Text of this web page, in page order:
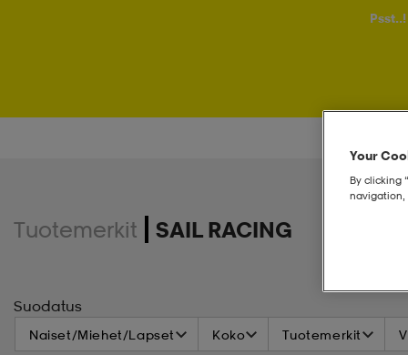
Tuotemerkit SAIL RACING
Suodatus
Naiset/Miehet/Lapset Koko Tuotemerkit
Your
By clicking
navigation,